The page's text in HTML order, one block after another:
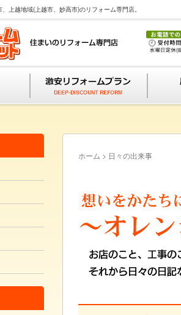
上越地域(上越市、妙高市)のリフォーム専門店。
ホーム > 日々の出来事